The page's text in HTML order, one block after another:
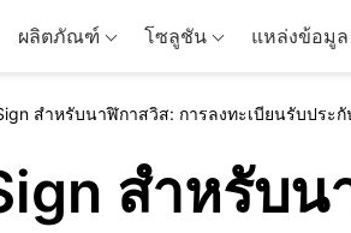
ผลิตภัณฑ์ โซลูชัน แหล่งข้อมูล
สำหรับนาฬิกาสวิส: การลงทะเบียนรับประ
สำหรับน